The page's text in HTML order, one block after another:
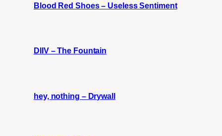
Blood Red Shoes – Useless Sentiment
DIIV – The Fountain
hey, nothing – Drywall